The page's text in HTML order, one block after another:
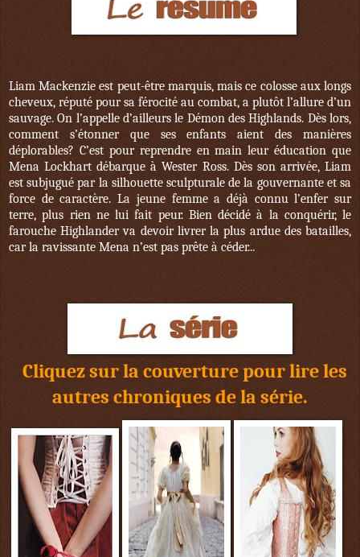
Liam Mackenzie est peut-être marquis, mais ce colosse aux longs
cheveux, réputé pour sa férocité au combat, a plutôt l’allure d’un
sauvage. On l’appelle d’ailleurs le Démon des Highlands. Dès lors,
comment s’étonner que ses enfants aient des manières
déplorables? C’est pour reprendre en main leur éducation que
Mena Lockhart débarque à Wester Ross. Dès son arrivée, Liam
est subjugué par la silhouette sculpturale de la gouvernante et sa
force de caractère. La jeune femme a déjà connu l’enfer sur
terre, plus rien ne lui fait peur. Bien décidé à la conquérir, le
farouche Highlander va devoir livrer la plus ardue des batailles,
car la ravissante Mena n’est pas prête à céder...
Cliquez sur la couverture pour lire les
autres chroniques de la série.